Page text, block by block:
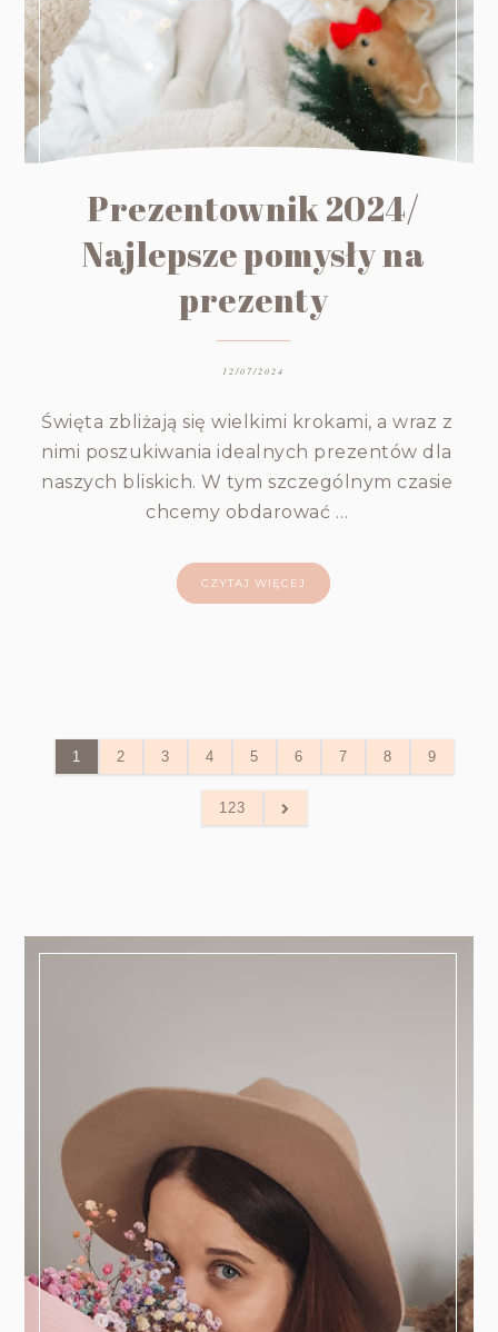
Prezentownik 2024/
Najlepsze pomysły na
prezenty
12/07/2024
Święta zbliżają się wielkimi krokami, a wraz z
nimi poszukiwania idealnych prezentów dla
naszych bliskich. W tym szczególnym czasie
chcemy obdarować …
CZYTAJ WIĘCEJ
1 2 3 4 5 6 7 8 9
123